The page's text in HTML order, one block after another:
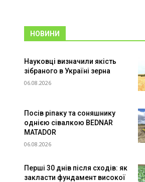
НОВИНИ
Науковці визначили якість
зібраного в Україні зерна
06.08.2026
Посів ріпаку та соняшнику
однією сівалкою BEDNAR
MATADOR
06.08.2026
Перші 30 днів після сходів: як
закласти фундамент високої